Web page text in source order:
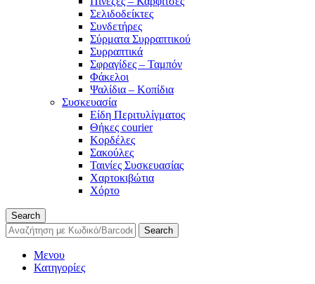
Σελιδοδείκτες
Συνδετήρες
Σύρματα Συρραπτικού
Συρραπτικά
Σφραγίδες – Ταμπόν
Φάκελοι
Ψαλίδια – Κοπίδια
Συσκευασία
Είδη Περιτυλίγματος
Θήκες courier
Κορδέλες
Σακούλες
Ταινίες Συσκευασίας
Χαρτοκιβώτια
Χόρτο
Search
Search
Μενου
Κατηγορίες